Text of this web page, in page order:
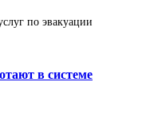
по эвакуации
в системе